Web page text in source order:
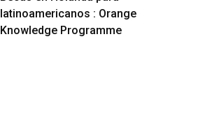
latinoamericanos : Orange
Knowledge Programme